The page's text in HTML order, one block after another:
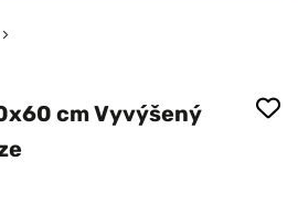
cm Vyvýšený